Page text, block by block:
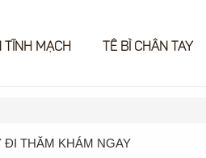
TĨNH MẠCH TÊ BÌ CHÂN TAY
THĂM KHÁM NGAY